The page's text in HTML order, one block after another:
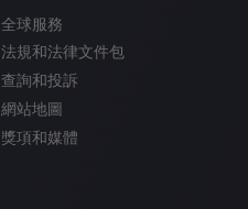
全球服務
法規和法律文件包
查詢和投訴
網站地圖
獎項和媒體